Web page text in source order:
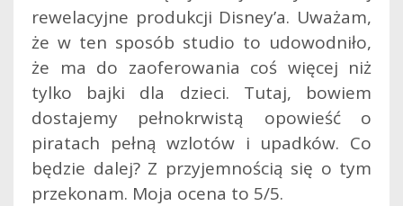
rewelacyjne produkcji Disney’a. Uważam,
że w ten sposób studio to udowodniło,
że ma do zaoferowania coś więcej niż
tylko bajki dla dzieci. Tutaj, bowiem
dostajemy pełnokrwistą opowieść o
piratach pełną wzlotów i upadków. Co
będzie dalej? Z przyjemnością się o tym
przekonam. Moja ocena to 5/5.